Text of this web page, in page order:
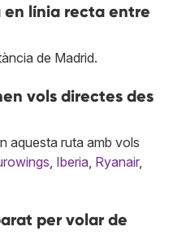
en línia recta entre
de Madrid.
vols directes des
aquesta ruta amb vols
Iberia Ryanair,
per volar de